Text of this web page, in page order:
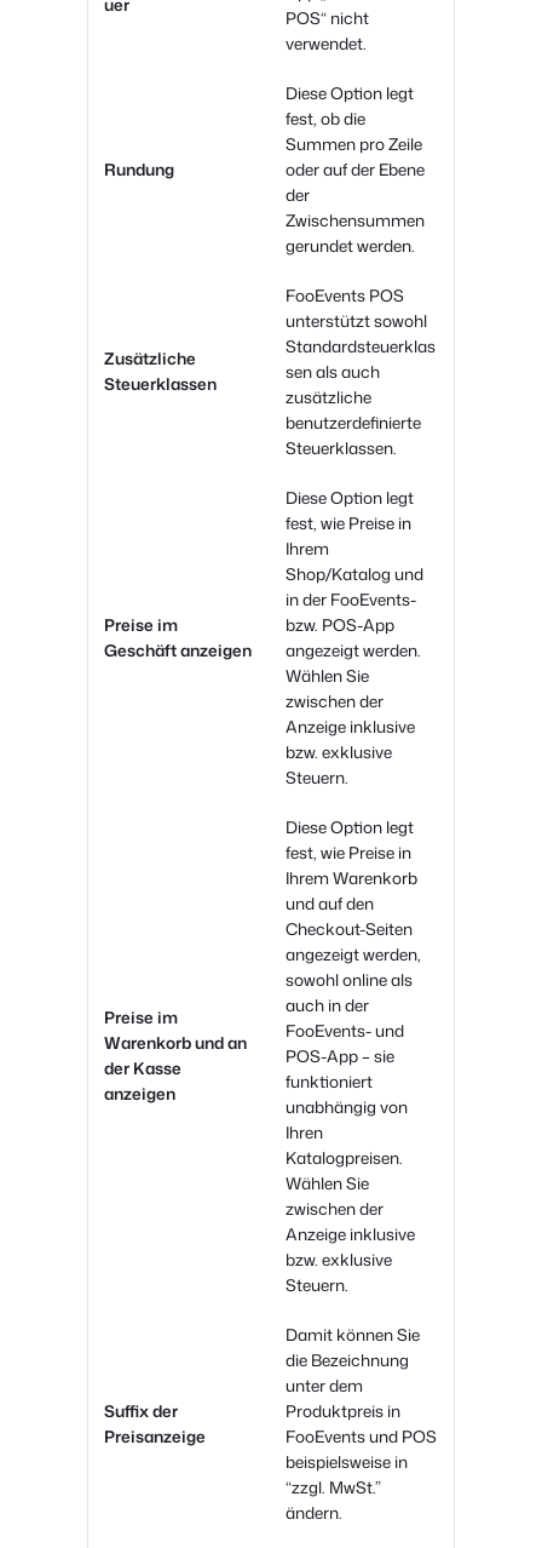
POS“ nicht
verwendet.
Rundung
Diese Option legt
fest, ob die
Summen pro Zeile
oder auf der Ebene
der
Zwischensummen
gerundet werden.
Zusätzliche
Steuerklassen
FooEvents POS
unterstützt sowohl
Standardsteuerklas
sen als auch
zusätzliche
benutzerdefinierte
Steuerklassen.
Preise im
Geschäft anzeigen
Diese Option legt
fest, wie Preise in
Ihrem
Shop/Katalog und
in der FooEvents-
bzw. POS-App
angezeigt werden.
Wählen Sie
zwischen der
Anzeige inklusive
bzw. exklusive
Steuern.
Preise im
Warenkorb und an
der Kasse
anzeigen
Diese Option legt
fest, wie Preise in
Ihrem Warenkorb
und auf den
Checkout-Seiten
angezeigt werden,
sowohl online als
auch in der
FooEvents- und
POS-App – sie
funktioniert
unabhängig von
Ihren
Katalogpreisen.
Wählen Sie
zwischen der
Anzeige inklusive
bzw. exklusive
Steuern.
Suffix der
Preisanzeige
Damit können Sie
die Bezeichnung
unter dem
Produktpreis in
FooEvents und POS
beispielsweise in
“zzgl. MwSt.”
ändern.